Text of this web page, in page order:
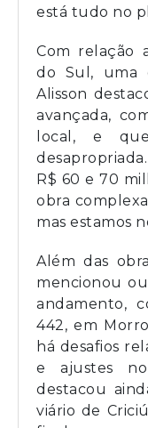
está tudo no
Com relação
do Sul, uma
Alisson
avançada,
local, e
R$ 60 e 70
obra
mas estamos
Além das
mencionou
andamento,
442, em
há desafios
e ajustes
destacou
viário de